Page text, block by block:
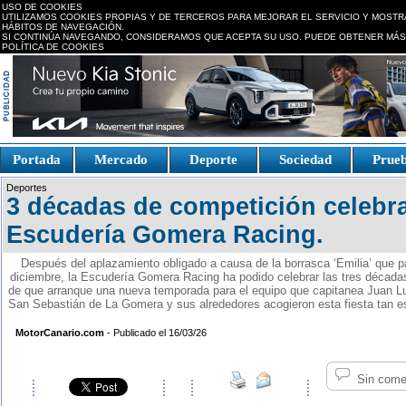
USO DE COOKIES
UTILIZAMOS COOKIES PROPIAS Y DE TERCEROS PARA MEJORAR EL SERVICIO Y
HÁBITOS DE NAVEGACIÓN.
SI CONTINÚA NAVEGANDO, CONSIDERAMOS QUE ACEPTA SU USO. PUEDE OBTENER
POLÍTICA DE COOKIES
Portada Mercado Deporte Sociedad
Fake Watches
replica-
watch.is
Deportes
3 décadas de competición
Escudería Gomera Racing.
Después del aplazamiento obligado a causa de la borrasca ‘Emilia’ que
diciembre, la Escudería Gomera Racing ha podido celebrar las tres
de que arranque una nueva temporada para el equipo que capitanea Juan
San Sebastián de La Gomera y sus alrededores acogieron esta fiesta tan
MotorCanario.com - Publicado el 16/03/26
Sin